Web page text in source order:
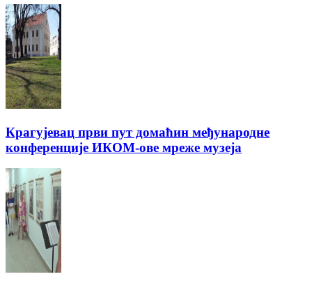
Крагујевац први пут домаћин међународне
конференције ИКОМ-ове мреже музеја